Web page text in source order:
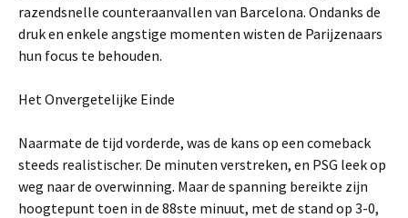
razendsnelle counteraanvallen van Barcelona. Ondanks de
druk en enkele angstige momenten wisten de Parijzenaars
hun focus te behouden.
Het Onvergetelijke Einde
Naarmate de tijd vorderde, was de kans op een comeback
steeds realistischer. De minuten verstreken, en PSG leek op
weg naar de overwinning. Maar de spanning bereikte zijn
hoogtepunt toen in de 88ste minuut, met de stand op 3-0,